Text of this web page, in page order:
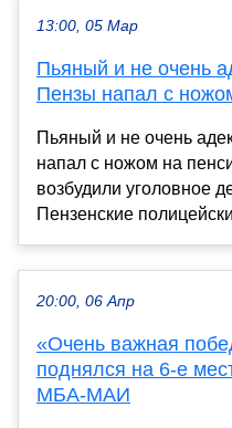
13:00, 05 Мар
Пьяный и не очень
Пензы напал с
Пьяный и не очень
напал с ножом на
возбудили уголовное
Пензенские
20:00, 06 Апр
«Очень важная
поднялся на 6-е
МБА-МАИ